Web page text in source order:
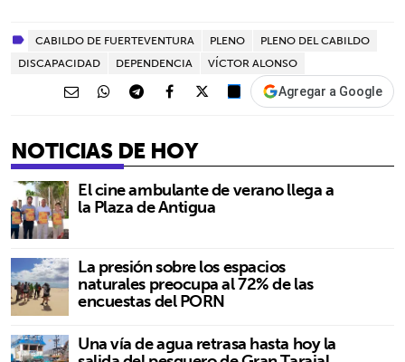
CABILDO DE FUERTEVENTURA PLENO
PLENO DEL CABILDO
DISCAPACIDAD
DEPENDENCIA VÍCTOR ALONSO
Agregar a Google
NOTICIAS DE HOY
El cine ambulante de verano llega a
la Plaza de Antigua
La presión sobre los espacios
naturales preocupa al 72% de las
encuestas del PORN
Una vía de agua retrasa hasta hoy la